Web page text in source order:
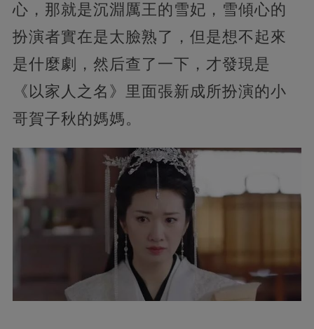
心，那就是沉淵厲王的雪妃，雪傾心的
扮演者實在是太臉熟了，但是想不起來
是什麼劇，然后查了一下，才發現是
《以家人之名》里面張新成所扮演的小
哥賀子秋的媽媽。